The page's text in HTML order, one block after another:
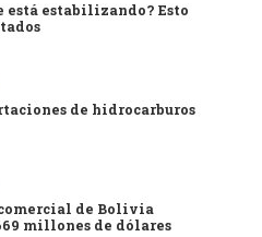
está estabilizando? Esto
de hidrocarburos
de Bolivia
millones de dólares